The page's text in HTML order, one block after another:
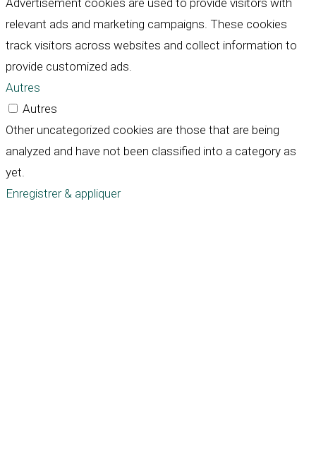
Advertisement cookies are used to provide visitors with
relevant ads and marketing campaigns. These cookies
track visitors across websites and collect information to
provide customized ads.
Autres
Autres
Other uncategorized cookies are those that are being
analyzed and have not been classified into a category as
yet.
Enregistrer & appliquer